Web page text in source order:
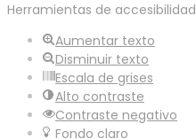
de
herramientas
Herramientas de accesibilidad
Aumentar texto
Disminuir texto
Escala de grises
Alto contraste
Contraste negativo
Fondo claro